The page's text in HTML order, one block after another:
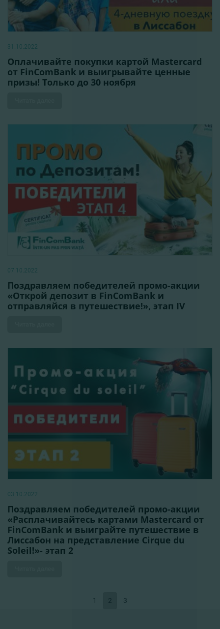
31.10.2022
Оплачивайте покупки картой Mastercard
от FinComBank и выигрывайте ценные
призы! Только до 30 ноября
07.10.2022
Поздравляем победителей промо-акции
«Открой депозит в FinComBank и
отправляйся в путешествие!», этап IV
03.10.2022
Поздравляем победителей промо-акции
«Расплачивайтесь картами Mastercard от
FinComBank и выиграйте путешествие в
Лиссабон на представление Cirque du
Soleil!»- этап 2
1 2 3